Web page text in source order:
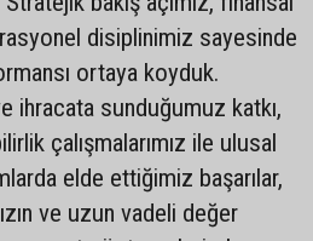
disiplinimiz sayesinde
ortaya koyduk.
ihracata sunduğumuz katkı,
çalışmalarımız ile ulusal
elde ettiğimiz başarılar,
ve uzun vadeli değer